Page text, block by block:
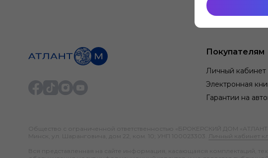
Покупателям
Личный кабинет
Электронная
Гарантии на
Общество с ограниченной ответственностью «БРОКЕРСКИЙ ДОМ
Минск, ул. Шаранговича, дом 22, ком. 10; УНП 100023303.
Личный кабинет
Вся представленная на сайте информация, касающаяся комплектаций,